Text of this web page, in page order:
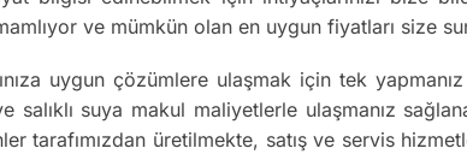
ve mümkün olan en uygun fiyatları size
uygun çözümlere ulaşmak için tek
suya makul maliyetlerle ulaşmanız
tarafımızdan üretilmekte, satış ve servis